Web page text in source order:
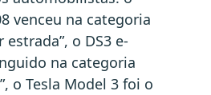
venceu na categoria
estrada”, o DS3 e-
na categoria
o Tesla Model 3 foi o